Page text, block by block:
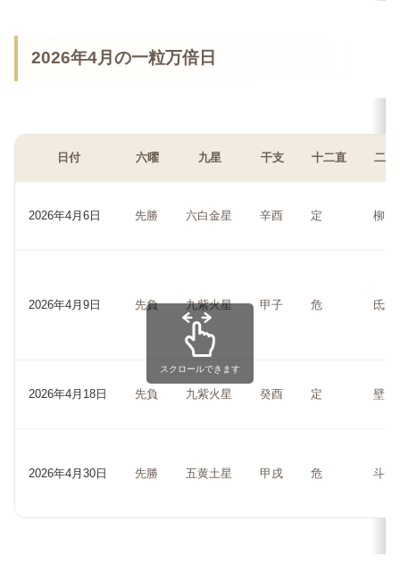
2026年4月の一粒万倍日
日付 六曜 九星 干支 十二直 二十
2026年4月6日 先勝 六白金星 辛酉 定 柳
2026年4月9日 先負 九紫火星 甲子 危 氐
2026年4月18日 先負 九紫火星 癸酉 定 壁
2026年4月30日 先勝 五黄土星 甲戌 危 斗
スクロールできます